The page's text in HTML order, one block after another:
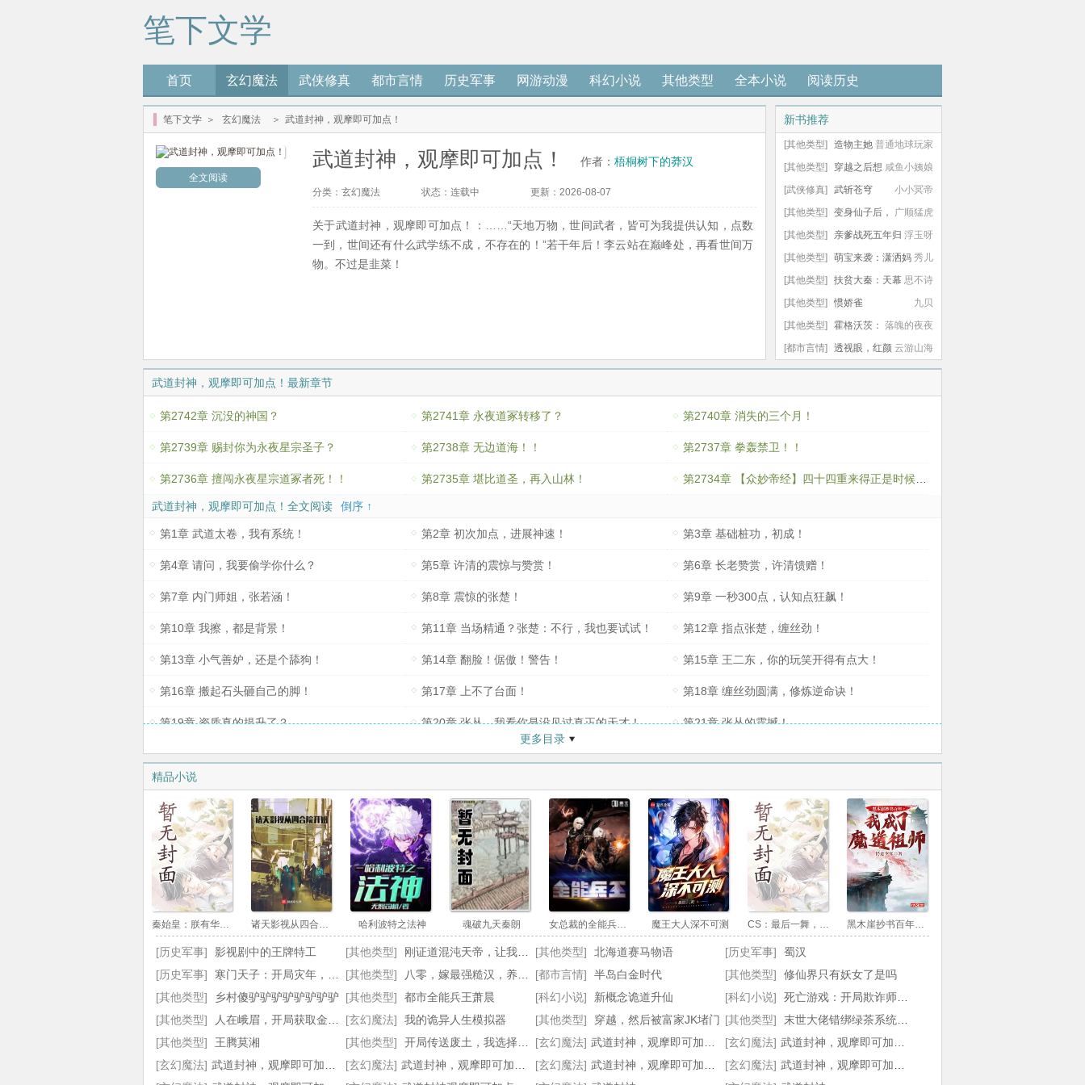
笔下文学
首页 玄幻魔法 武侠修真 都市言情 历史军事 网游动漫 科幻小说 其他类型 全本小说 阅读历史
笔下文学 ＞ 玄幻魔法 ＞ 武道封神，观摩即可加点！
武道封神，观摩即可加点！ 作者： 梧桐树下的莽汉
分类： 玄幻魔法 状态： 连载中 更新： 2026-08-07
关于武道封神，观摩即可加点！：……“天地万物，世间武者，皆可为我提供认知，点数
一到，世间还有什么武学练不成，不存在的！”若干年后！李云站在巅峰处，再看世间万
物。不过是韭菜！
全文阅读
新书推荐
普通地球玩家
[其他类型]
造物主她
是宅女
咸鱼小姨娘
[其他类型]
穿越之后想
苟命，就给男主当新妈
小小冥帝
[武侠修真]
武斩苍穹
广顺猛虎
[其他类型]
变身仙子后，
模拟的我浪翻修仙界
浮玉呀
[其他类型]
亲爹战死五年归
来后，我随母改嫁
秀儿
[其他类型]
萌宝来袭：潇洒妈
咪要嫁人
思不诗
[其他类型]
扶贫大秦：天幕
盘点我是千古女相
九贝
[其他类型]
惯娇雀
落魄的夜夜
[其他类型]
霍格沃茨：
蛇院韦斯莱，卷哭巫师界 云游山海
[都市言情]
透视眼，红颜
劫
武道封神，观摩即可加点！最新章节
第2742章 沉没的神国？ 第2741章 永夜道冢转移了？ 第2740章 消失的三个月！
第2739章 赐封你为永夜星宗圣子？ 第2738章 无边道海！！ 第2737章 拳轰禁卫！！
第2736章 擅闯永夜星宗道冢者死！！ 第2735章 堪比道圣，再入山林！
武道封神，观摩即可加点！全文阅读 倒序 ↑
第1章 武道太卷，我有系统！ 第2章 初次加点，进展神速！ 第3章 基础桩功，初成！
第4章 请问，我要偷学你什么？ 第5章 许清的震惊与赞赏！ 第6章 长老赞赏，许清馈赠！
第7章 内门师姐，张若涵！ 第8章 震惊的张楚！ 第9章 一秒300点，认知点狂飙！
第10章 我擦，都是背景！ 第11章 当场精通？张楚：不行，我也要试试！ 第12章 指点张楚，缠丝劲！
第13章 小气善妒，还是个舔狗！ 第14章 翻脸！倨傲！警告！ 第15章 王二东，你的玩笑开得有点大！
第16章 搬起石头砸自己的脚！ 第17章 上不了台面！ 第18章 缠丝劲圆满，修炼逆命诀！
第19章 资质真的提升了？ 第20章 张丛，我看你是没见过真正的天才！ 第21章 张丛的震撼！
第22章 紫玄道果，敢不敢来一次现场挑战？ 第23章 惊！百万认知点！ 第24章 桩功背后有秘密？
第25章 天将拂晓，有人来袭！
第28章 张师姐，这事你很熟练啊！ 第29章 崖底山谷，未命名剑诀！ 第30章 古云争的兴奋！
第31章 先天剑诀！ 第32章 天府十二宫！ 第33章 我要闭关，快把钱还我！
第34章 惊！古云争成了背锅侠！ 第35章 古云争无奈交代，又被敲诈！ 第36章 桩功再升华，混元桩！
第37章 惊！淬体十三重！ 第38章 无声之谷，生机凋零！ 第39章 又是刘宁空，要提请为壬字头首席了？
第43章 他是废物，你们又是什么东西？ 第44章 战起，以一敌五，一拳重伤！ 第45章 激烈交手，惊雷拳出！
第46章 弟子不是故意的，实在是收不住手啊…… 第47章 说了是新人，咋就不信呢？ 第48章 看来我天武宗真是要出惊世奇才了啊！
第49章 对质！ 第50章 前途丧尽！ 第51章 镇岳山剑，风铃！
第52章 乖乖，海坟要抢人？ 第53章 如意算盘楚星宇，霸气如我赵霄汉！ 第54章 古剑悬挂百年，竟是赵家先祖佩剑？
更多目录
精品小说
秦始皇：朕有华夏全明星阵容 诸天影视从四合院开始 哈利波特之法神 魂破九天秦朗 女总裁的全能兵王萧晨 魔王大人深不可测 CS：最后一舞，舞成职业通天代 黑木崖抄书百年，我成了魔道祖师
[历史军事] 影视剧中的王牌特工 [其他类型] 刚证道混沌天帝，让我身化禁区？ [其他类型] 北海道赛马物语 [历史军事]
蜀汉
[历史军事]
寒门天子：开局灾年，我带着全村造反 [其他类型] 八零，嫁最强糙汉，养最卷崽崽 [都市言情] 半岛白金时代 [其他类型]
修仙界只有妖女了是吗
[其他类型]
乡村傻驴驴驴驴驴驴驴驴 [其他类型] 都市全能兵王萧晨 [科幻小说] 新概念诡道升仙 [科幻小说]
死亡游戏：开局欺诈师，假扮神明
[其他类型]
人在峨眉，开局获取金色词条 [玄幻魔法] 我的诡异人生模拟器 [其他类型] 穿越，然后被富家JK堵门 [其他类型]
末世大佬错绑绿茶系统后，娱乐圈变天了！
[其他类型]
王腾莫湘 [其他类型] 开局传送废土，我选择上交国家 [玄幻魔法] 武道封神，观摩即可加点！全本阅读 [玄幻魔法] 武道封神，观摩即可加点！最新章节
[玄幻魔法] 武道封神，观摩即可加点！全文 [玄幻魔法] 武道封神，观摩即可加点！最新更新 [玄幻魔法] 武道封神，观摩即可加点！无错小说 [玄幻魔法] 武道封神，观摩即可加点！By梧桐树下的莽汉